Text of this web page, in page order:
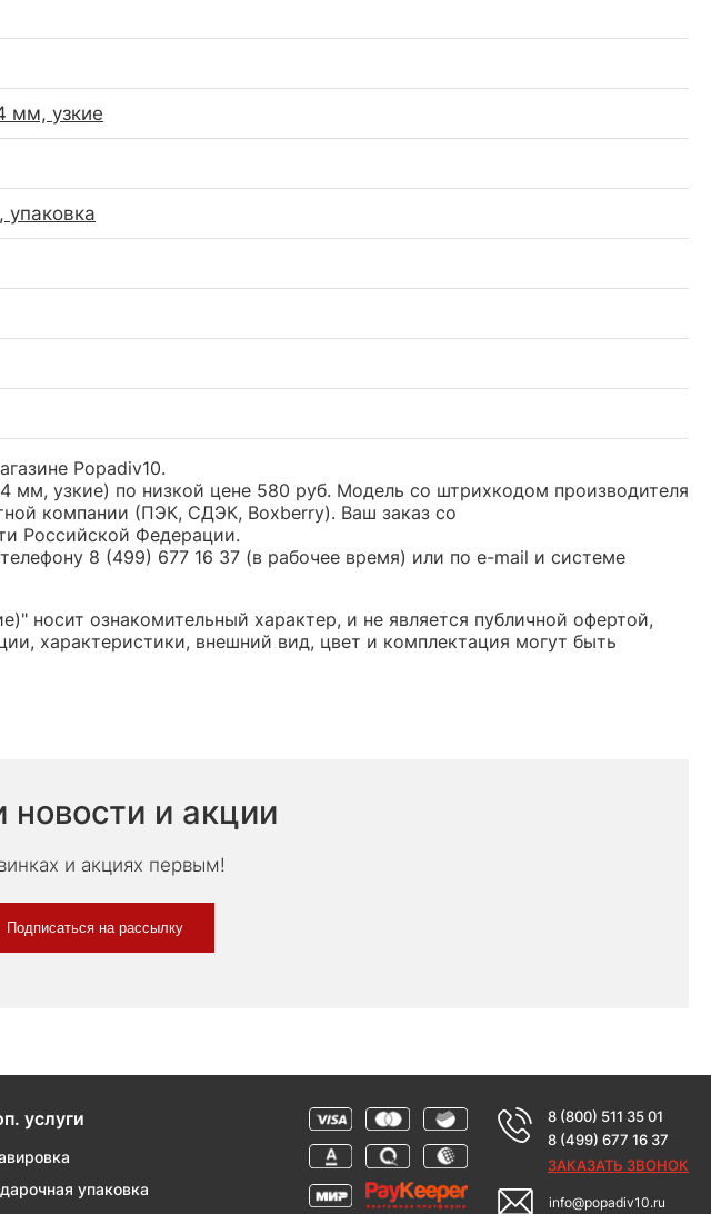
мм, узкие
упаковка
Popadiv10.
мм, узкие) по низкой цене 580 руб. Модель со штрихкодом производителя
компании (ПЭК, СДЭК, Boxberry). Ваш заказ со
Российской Федерации.
8 (499) 677 16 37 (в рабочее время) или по e-mail и системе
носит ознакомительный характер, и не является публичной офертой,
характеристики, внешний вид, цвет и комплектация могут быть
и акции
и акциях первым!
Подписаться на рассылку
услуги
упаковка
8 (800) 511 35 01
8 (499) 677 16 37
ЗАКАЗАТЬ ЗВОНОК
info@popadiv10.ru